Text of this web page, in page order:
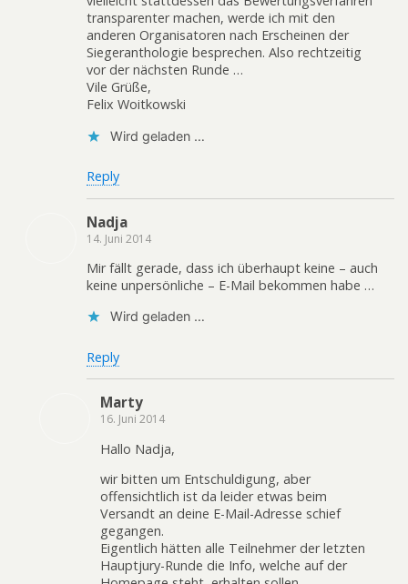
transparenter machen, werde ich mit den
anderen Organisatoren nach Erscheinen der
Siegeranthologie besprechen. Also rechtzeitig
vor der nächsten Runde …
Vile Grüße,
Felix Woitkowski
Wird geladen …
Reply
Nadja
14. Juni 2014
Mir fällt gerade, dass ich überhaupt keine – auch
keine unpersönliche – E-Mail bekommen habe …
Wird geladen …
Reply
Marty
16. Juni 2014
Hallo Nadja,
wir bitten um Entschuldigung, aber
offensichtlich ist da leider etwas beim
Versandt an deine E-Mail-Adresse schief
gegangen.
Eigentlich hätten alle Teilnehmer der letzten
Hauptjury-Runde die Info, welche auf der